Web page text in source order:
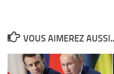
VOUS AIMEREZ